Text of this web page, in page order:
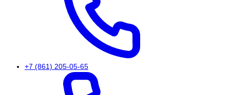
+7 (861) 205-05-65